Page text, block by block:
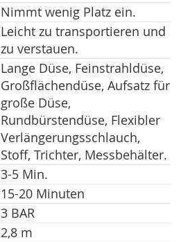
Nimmt wenig Platz ein.
Leicht zu transportieren und
zu verstauen.
Lange Düse, Feinstrahldüse,
Großflächendüse, Aufsatz für
große Düse,
Rundbürstendüse, Flexibler
Verlängerungsschlauch,
Stoff, Trichter, Messbehälter.
3-5 Min.
15-20 Minuten
3 BAR
2,8 m